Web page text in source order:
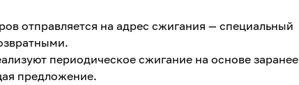
отправляется на адрес сжигания — специальный
периодическое сжигание на основе заранее
предложение.